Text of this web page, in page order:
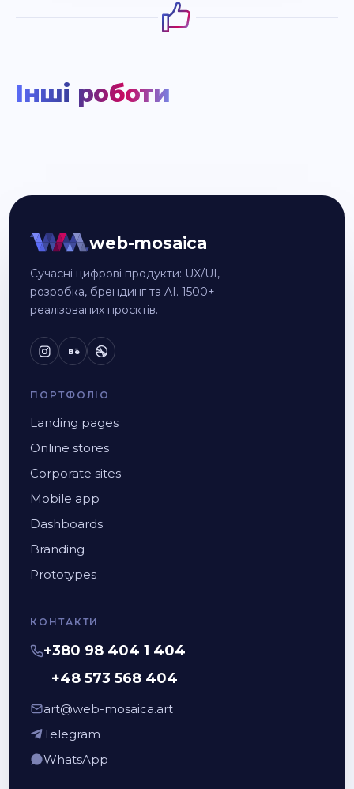
Інші роботи
web-mosaica
Сучасні цифрові продукти: UX/UI,
розробка, брендинг та AI. 1500+
реалізованих проєктів.
Bē
ПОРТФОЛІО
Landing pages
Online stores
Corporate sites
Mobile app
Dashboards
Branding
Prototypes
КОНТАКТИ
+380 98 404 1 404
+48 573 568 404
art@web-mosaica.art
Telegram
WhatsApp